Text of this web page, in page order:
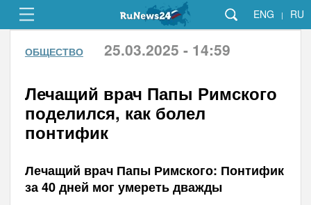
ENG | RU
ОБЩЕСТВО 25.03.2025 - 14:59
Лечащий врач Папы Римского
поделился, как болел
понтифик
Лечащий врач Папы Римского: Понтифик
за 40 дней мог умереть дважды